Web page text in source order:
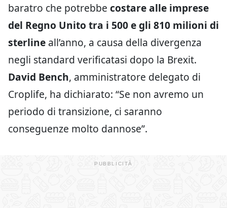
baratro che potrebbe costare alle imprese
del Regno Unito tra i 500 e gli 810 milioni di
sterline all’anno, a causa della divergenza
negli standard verificatasi dopo la Brexit.
David Bench, amministratore delegato di
Croplife, ha dichiarato: “Se non avremo un
periodo di transizione, ci saranno
conseguenze molto dannose”.